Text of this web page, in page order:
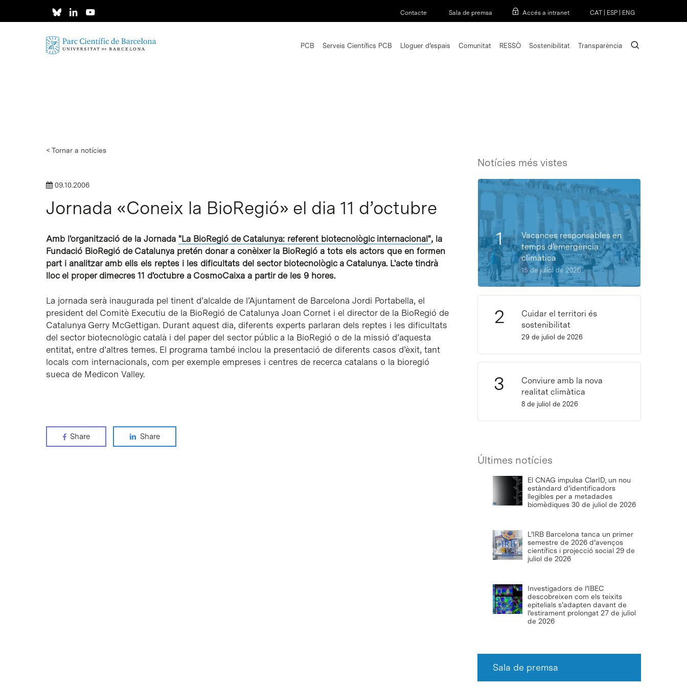
Contacte Sala de premsa Accés a intranet CAT ESP ENG
Intro per buscar o ESC per tancar
PCB Serveis Científics PCB Lloguer d’espais Comunitat RESSÒ Sostenibilitat Transparència search
< Tornar a notícies
09.10.2006
Jornada «Coneix la BioRegió» el dia 11 d’octubre
Amb l'organització de la Jornada "La BioRegió de Catalunya: referent biotecnològic internacional", la
Fundació BioRegió de Catalunya pretén donar a conèixer la BioRegió a tots els actors que en formen
part i analitzar amb ells els reptes i les dificultats del sector biotecnològic a Catalunya. L'acte tindrà
lloc el proper dimecres 11 d'octubre a CosmoCaixa a partir de les 9 hores.
La jornada serà inaugurada pel tinent d’alcalde de l’Ajuntament de Barcelona Jordi Portabella, el
president del Comitè Executiu de la BioRegió de Catalunya Joan Cornet i el director de la BioRegió de
Catalunya Gerry McGettigan. Durant aquest dia, diferents experts parlaran dels reptes i les dificultats
del sector biotecnològic català i del paper del sector públic a la BioRegió o de la missió d’aquesta
entitat, entre d’altres temes. El programa també inclou la presentació de diferents casos d’èxit, tant
locals com internacionals, com per exemple empreses i centres de recerca catalans o la bioregió
sueca de Medicon Valley.
Share Share
Notícies més vistes
Vacances responsables en
temps d’emergència
climàtica
15 de juliol de 2026
Cuidar el territori és
sostenibilitat
29 de juliol de 2026
Conviure amb la nova
realitat climàtica
8 de juliol de 2026
Últimes notícies
El CNAG impulsa ClarID, un nou
estàndard d’identificadors
llegibles per a metadades
biomèdiques 30 de juliol de 2026
L’IRB Barcelona tanca un primer
semestre de 2026 d’avenços
científics i projecció social 29 de
juliol de 2026
Investigadors de l’IBEC
descobreixen com els teixits
epitelials s’adapten davant de
l’estirament prolongat 27 de juliol
de 2026
Sala de premsa